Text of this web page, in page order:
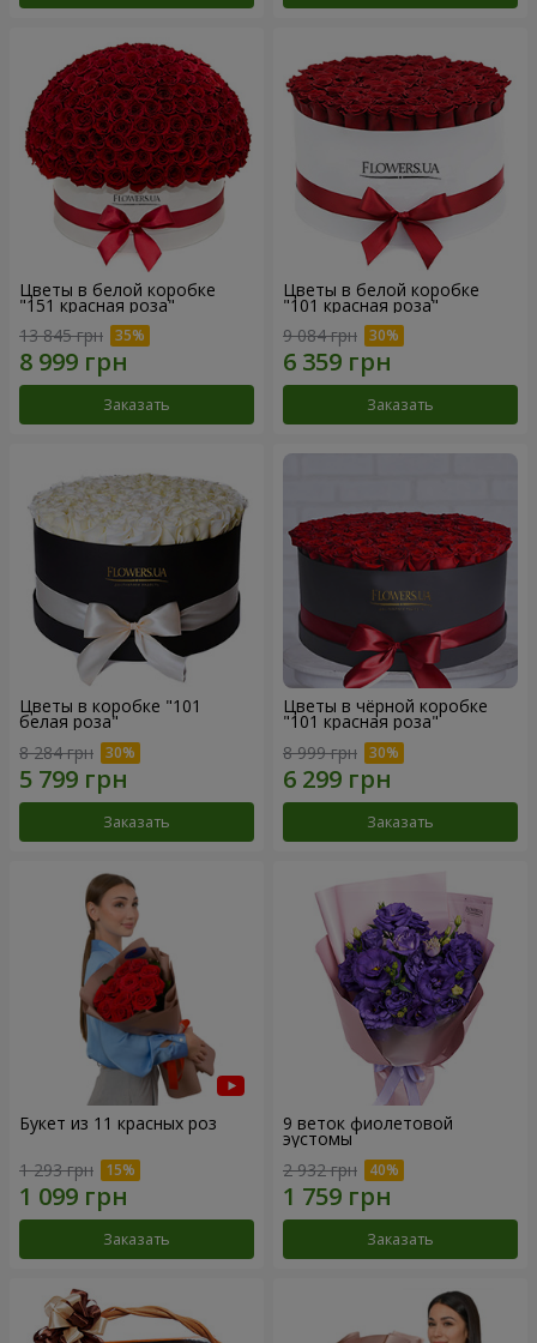
Цветы в белой коробке
"151 красная роза"
13 845 грн
Заказать
Цветы в белой коробке
"101 красная роза"
9 084 грн
Заказать
Цветы в коробке "101
белая роза"
8 284 грн
Заказать
Цветы в чёрной коробке
"101 красная роза"
8 999 грн
Заказать
Букет из 11 красных роз
1 293 грн
Заказать
9 веток фиолетовой
эустомы
2 932 грн
Заказать